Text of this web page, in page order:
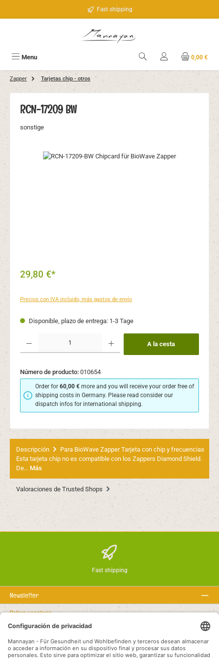
Fast shipping
Menu 0,00 €
Zapper Tarjetas chip - otros
RCN-17209 BW
sonstige
Omitir galería de imágenes
29,80 €*
Precios con IVA incluido, más gastos de envío
Disponible, plazo de entrega: 1-3 Tage
Cantidad del producto: introduce la cantidad deseada o usa los botones para
A la cesta
Número de producto: 010654
Order for60,00 € more and you will receive your order free of
shipping costs in Germany. Please read consider our
dispatch infos for international shipping.
Descripción
Para BioWave Zapper Tarjeta con chip y frecuencias
Esta tarjeta chip no es compatible con los Zappers Diamond Shield.
De… Más
Valoraciones de Trusted Shops
Fast shipping
Newsletter
Sobre nosotros
Textos legales
Línea de asistencia